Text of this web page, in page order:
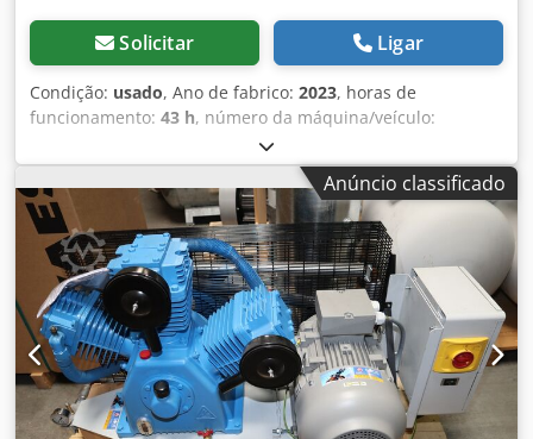
Solicitar Ligar
Condição: usado, Ano de fabrico: 2023, horas de
funcionamento: 43 h, número da máquina/veículo:
4 kW (5,44 cv)
barra, Máquina usada: Compressor de pistão disponível
imediatamente (Plug and Play): ALMIG HLA 06-10-150 (10
bar) com reservatório de ar comprimido horizontal de 150
litros O compressor tem 43 horas de operação e está
disponível imediatamente. 3 cilindros Pressão: 10 bar
Potência nominal: 4,0 kW Vazão a 7 bar: 450 l/min Saída de
ar comprimido: 1/2" Cedpfxexc Hzko Agrjrf Dimensões (L x
P x A): 136 x 51 x 107 cm Peso: 169 kg Visite nossa loja.
Temos sempre uma grande seleção de compressores
novos e usados disponíveis em estoque! Disponibilidade
imediata.
Anúncio classificado